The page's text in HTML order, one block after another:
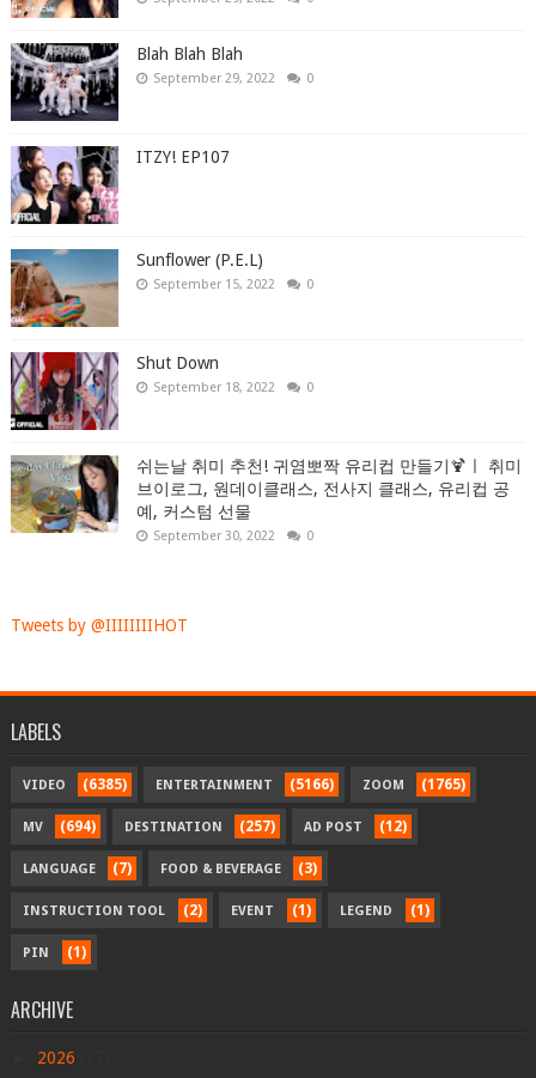
Blah Blah Blah
September 29, 2022 0
ITZY! EP107
Sunflower (P.E.L)
September 15, 2022 0
Shut Down
September 18, 2022 0
쉬는날 취미 추천! 귀염뽀짝 유리컵 만들기🍹ㅣ 취미
브이로그, 원데이클래스, 전사지 클래스, 유리컵 공
예, 커스텀 선물
September 30, 2022 0
Tweets by @IIIIIIIIHOT
LABELS
VIDEO (6385) ENTERTAINMENT (5166) ZOOM (1765)
MV (694) DESTINATION (257) AD POST (12)
LANGUAGE (7) FOOD & BEVERAGE (3)
INSTRUCTION TOOL (2) EVENT (1) LEGEND (1)
PIN (1)
ARCHIVE
2026